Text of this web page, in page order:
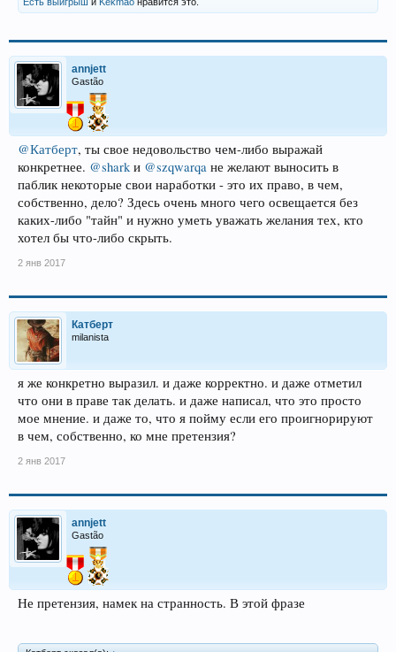
annjett
Gastão
@Катберт, ты свое недовольство чем-либо выражай
конкретнее. @sharkи @szqwarqa не желают выносить в
паблик некоторые свои наработки - это их право, в чем,
собственно, дело? Здесь очень много чего освещается без
каких-либо "тайн" и нужно уметь уважать желания тех, кто
хотел бы что-либо скрыть.
2 янв 2017
Катберт
milanista
я же конкретно выразил. и даже корректно. и даже отметил
что они в праве так делать. и даже написал, что это просто
мое мнение. и даже то, что я пойму если его проигнорируют
в чем, собственно, ко мне претензия?
2 янв 2017
annjett
Gastão
Не претензия, намек на странность. В этой фразе